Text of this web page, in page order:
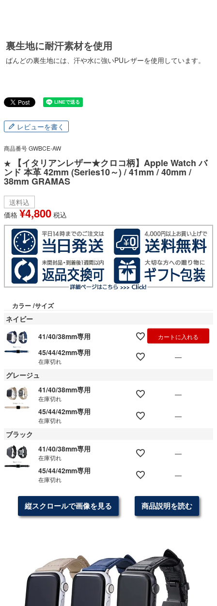
裏生地に耐汗素材を使用
ばんどの裏生地には、汗や水に強いPUレザーを使用しています。
レビューを書く
商品番号GWBCE-AW
★ 【イタリアンレザー★クロコ柄】Apple Watch バ
ンド 本革 42mm (Series10～) / 41mm / 40mm /
38mm GRAMAS
送料込
価格 ¥4,800 税込
カラー サイズ
ネイビー
41/40/38mm専用
カートに入れる
45/44/42mm専用
在庫切れ
—
グレージュ
41/40/38mm専用
在庫切れ
—
45/44/42mm専用
在庫切れ
—
ブラック
41/40/38mm専用
在庫切れ
—
45/44/42mm専用
在庫切れ —
縦スクロールで画像を見る 商品説明を読む